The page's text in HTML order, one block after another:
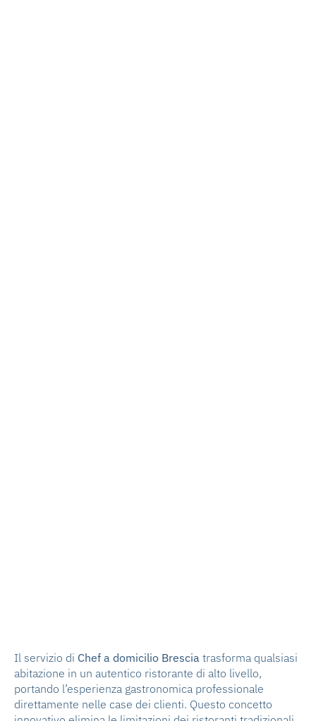
Il servizio di Chef a domicilio Brescia trasforma qualsiasi
abitazione in un autentico ristorante di alto livello,
portando l’esperienza gastronomica professionale
direttamente nelle case dei clienti. Questo concetto